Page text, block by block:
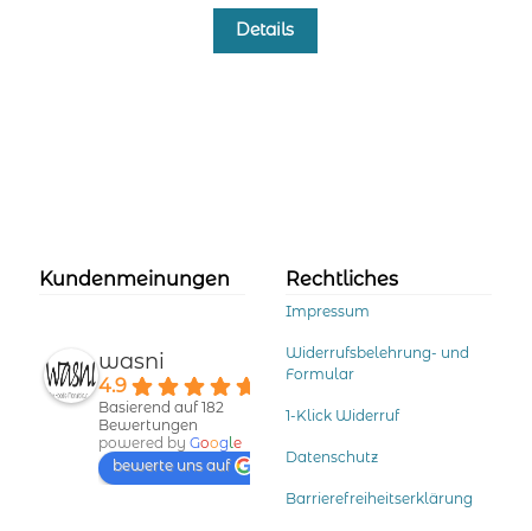
Details
der
Produktseite
gewählt
werden
Kundenmeinungen
wasni
4.9
Basierend auf 182
Bewertungen
powered byGoogle
bewerte uns auf
Rechtliches
Impressum
Widerrufsbelehrung- und
Formular
1-Klick Widerruf
Datenschutz
Barrierefreiheitserklärung